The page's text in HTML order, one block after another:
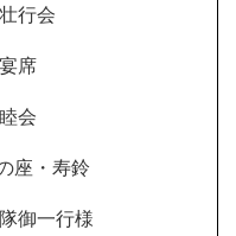
行会
席
会
座・寿鈴
御一行様